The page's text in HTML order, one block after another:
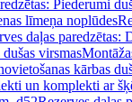
Piederumi
līmeņa noplūdes
daļas paredzētas:
virsmas
kārbas
un komplekti ar